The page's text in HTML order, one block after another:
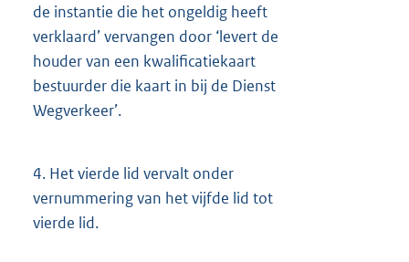
de instantie die het ongeldig heeft
verklaard’ vervangen door ‘levert de
houder van een kwalificatiekaart
bestuurder die kaart in bij de Dienst
Wegverkeer’.
4. Het vierde lid vervalt onder
vernummering van het vijfde lid tot
vierde lid.